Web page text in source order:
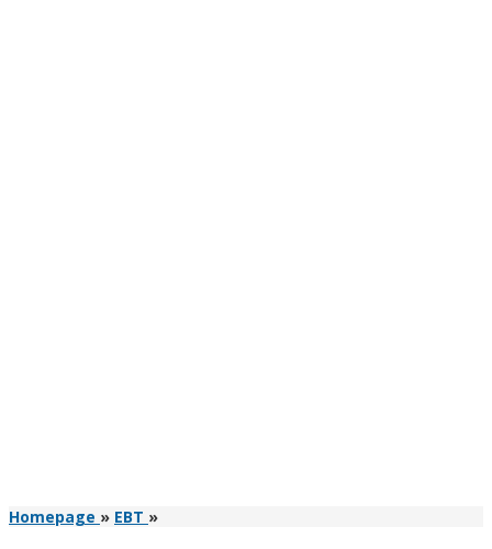
Homepage » EBT »Pertamina